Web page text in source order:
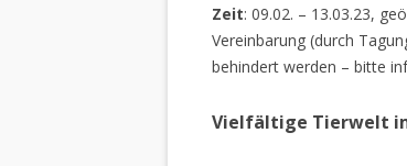
Zeit: 09.02. – 13.03.23,
Vereinbarung (durch
behindert werden – bitte
Vielfältige Tierwelt